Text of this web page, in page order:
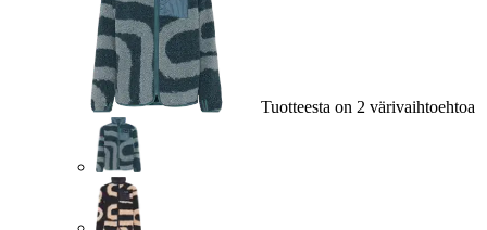
Tuotteesta on 2 värivaihtoehtoa